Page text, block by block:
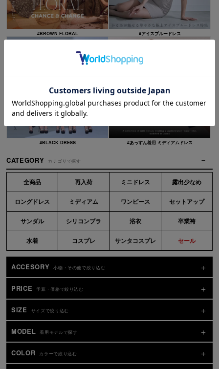
#BROWN FLORAL #アイスブルードレス
#BLACK DRESS #あっすん着用 ミディアムドレス
CATEGORY カテゴリで探す
全商品 再入荷 ミニドレス 露出少なめ
ロングドレス ミディアム ワンピース セットアップ
サンダル シリコンブラ 浴衣 卒業袴
水着 コスプレ サンタコスプレ セール
ACCESORY 小物・その他で絞り込む
PRICE 予算・価格で絞り込む
SIZE サイズで絞り込む
MODEL 着用モデルで探す
COLOR カラーで絞り込む